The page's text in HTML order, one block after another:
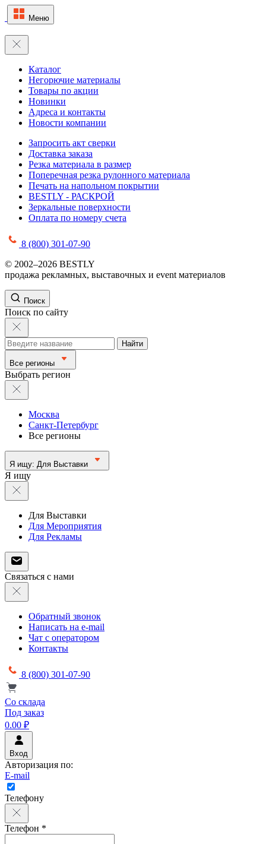
Меню
Каталог
Негорючие материалы
Товары по акции
Новинки
Адреса и контакты
Новости компании
Запросить акт сверки
Доставка заказа
Резка материала в размер
Поперечная резка рулонного материала
Печать на напольном покрытии
BESTLY - РАСКРОЙ
Зеркальные поверхности
Оплата по номеру счета
8 (800) 301-07-90
© 2002–2026 BESTLY
продажа рекламных, выставочных и event материалов
Поиск
Поиск по сайту
Найти
Все регионы
Выбрать регион
Москва
Санкт-Петербург
Все регионы
Я ищу: Для Выставки
Я ищу
Для Выставки
Для Мероприятия
Для Рекламы
Связаться с нами
Обратный звонок
Написать на e-mail
Чат с оператором
Контакты
8 (800) 301-07-90
Со склада
Под заказ
0.00 ₽
Вход
Авторизация по:
E-mail
Телефону
Телефон *